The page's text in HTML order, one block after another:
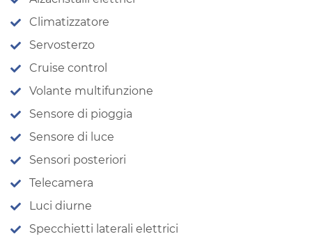
Climatizzatore
Servosterzo
Cruise control
Volante multifunzione
Sensore di pioggia
Sensore di luce
Sensori posteriori
Telecamera
Luci diurne
Specchietti laterali elettrici